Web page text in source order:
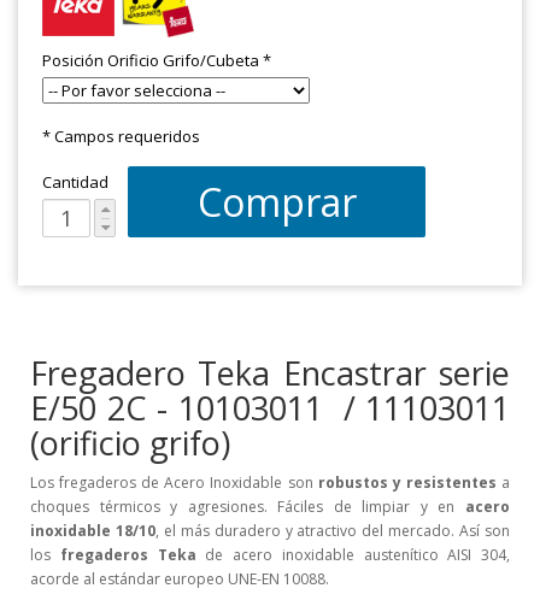
Posición Orificio Grifo/Cubeta *
* Campos requeridos
Cantidad Comprar
Fregadero Teka Encastrar serie
E/50 2C - 10103011 / 11103011
(orificio grifo)
Los fregaderos de Acero Inoxidable son robustos y resistentes a
choques térmicos y agresiones. Fáciles de limpiar y en acero
inoxidable 18/10, el más duradero y atractivo del mercado. Así son
los fregaderos Teka de acero inoxidable austenítico AISI 304,
acorde al estándar europeo UNE-EN 10088.